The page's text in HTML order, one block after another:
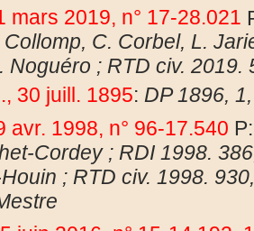
mars 2019, n° 17-28.021
C. Corbel, L.
Noguéro ; RTD civ. 2019.
30 juill. 1895: DP 1896,
avr. 1998, n° 96-17.540
Cordey ; RDI 1998.
; RTD civ. 1998.